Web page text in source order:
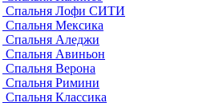
Спальня Лофи СИТИ
Спальня Мексика
Спальня Аледжи
Спальня Авиньон
Спальня Верона
Спальня Римини
Спальня Классика